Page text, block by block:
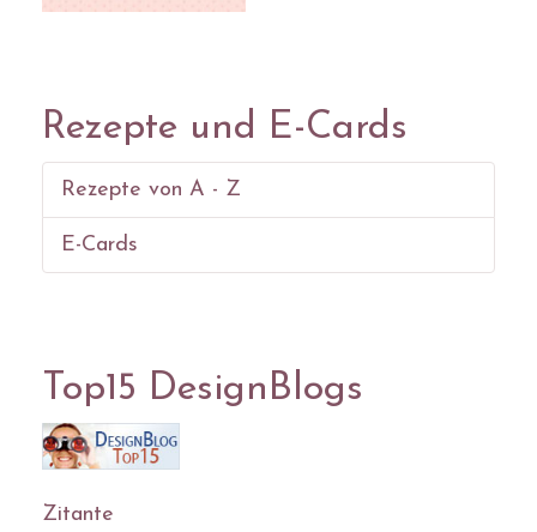
Rezepte und E-Cards
Rezepte von A - Z
E-Cards
Top15 DesignBlogs
Zitante